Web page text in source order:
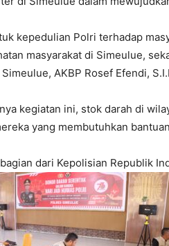
kepedulian Polri terhadap
masyarakat di Simeulue,
AKBP Rosef Efendi,
kegiatan ini, stok darah di
yang membutuhkan
dari Kepolisian Republik